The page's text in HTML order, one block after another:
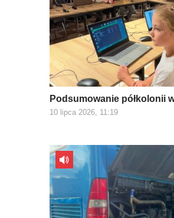
Podsumowanie półkolonii
10 lipca 2026, 11:19